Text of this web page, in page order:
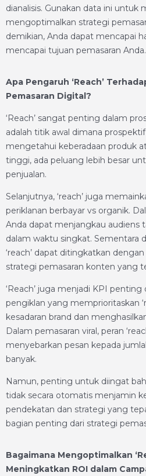
dianalisis. Gunakan data ini untuk
mengoptimalkan strategi
demikian, Anda dapat mencapai
mencapai tujuan pemasaran Anda.
Apa Pengaruh ‘Reach’
Pemasaran Digital?
‘Reach’ sangat penting dalam
adalah titik awal dimana
mengetahui keberadaan produk
tinggi, ada peluang lebih besar
penjualan.
Selanjutnya, ‘reach’ juga
periklanan berbayar vs organik.
Anda dapat menjangkau audiens
dalam waktu singkat. Sementara
‘reach’ dapat ditingkatkan
strategi pemasaran konten yang
‘Reach’ juga menjadi KPI
pengiklan yang memprioritaskan
kesadaran brand dan
Dalam pemasaran viral, peran
menyebarkan pesan kepada
banyak.
Namun, penting untuk diingat
tidak secara otomatis menjamin
pendekatan dan strategi yang
bagian penting dari strategi
Bagaimana Mengoptimalkan
Meningkatkan ROI dalam